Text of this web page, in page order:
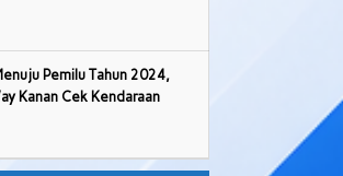
Pemilu Tahun 2024,
Kanan Cek Kendaraan